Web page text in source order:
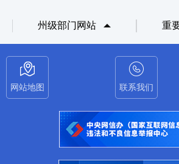
州级部门网站 重
网站地图 联系我们